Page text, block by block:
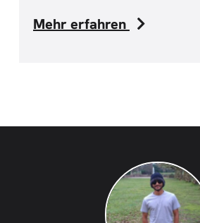
Mehr erfahren